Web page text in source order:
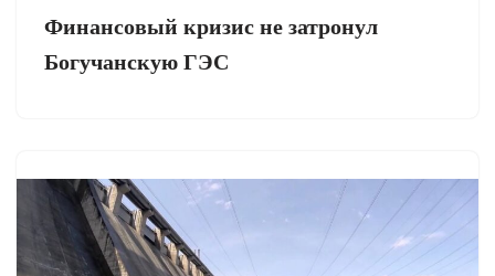
Финансовый кризис не затронул
Богучанскую ГЭС